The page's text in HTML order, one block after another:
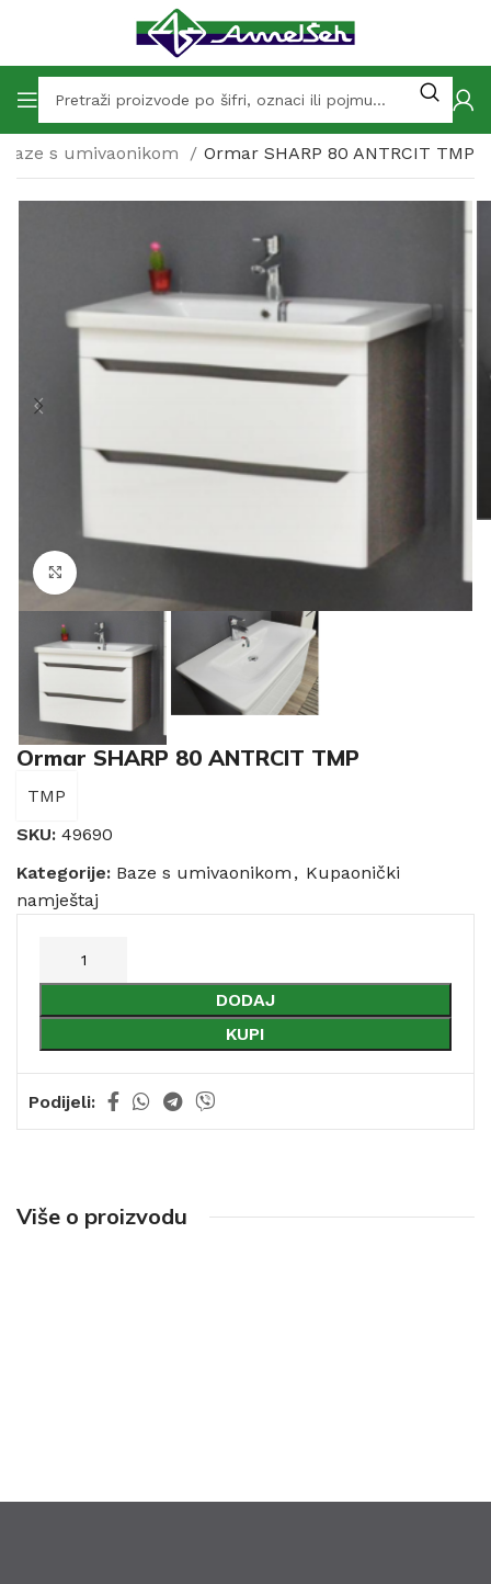
Baze s umivaonikom Ormar SHARP 80 ANTRCIT TMP
Ormar SHARP 80 ANTRCIT TMP
TMP
SKU: 49690
Kategorije: Baze s umivaonikom , Kupaonički
namještaj
DODAJ
KUPI
Podijeli:
Više o proizvodu